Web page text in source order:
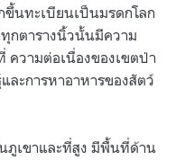
นทะเบียนเป็นมรดกโลก
กตารางนิ้วนั้นมีความ
วามต่อเนื่องของเขตป่า
ะการหาอาหารของสัตว์
ภูเขาและที่สูง มีพื้นที่ด้าน